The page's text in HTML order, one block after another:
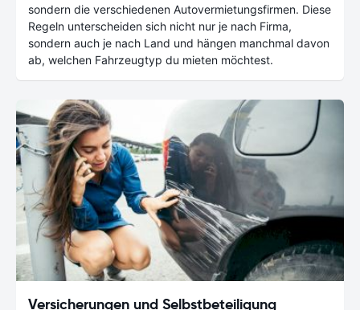
sondern die verschiedenen Autovermietungsfirmen. Diese
Regeln unterscheiden sich nicht nur je nach Firma,
sondern auch je nach Land und hängen manchmal davon
ab, welchen Fahrzeugtyp du mieten möchtest.
Versicherungen und Selbstbeteiligung